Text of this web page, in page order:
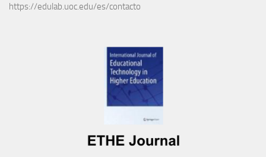
https://edulab.uoc.edu/es/contacto